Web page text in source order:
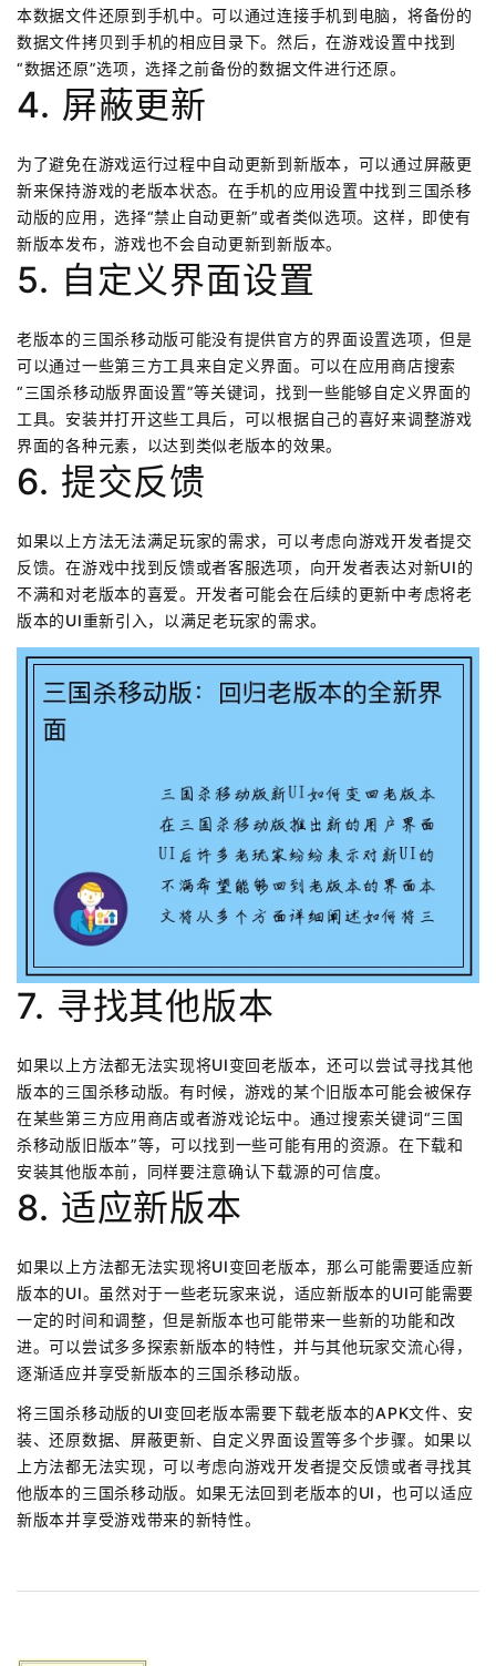
本数据文件还原到手机中。可以通过连接手机到电脑，将备份的
数据文件拷贝到手机的相应目录下。然后，在游戏设置中找到
“数据还原”选项，选择之前备份的数据文件进行还原。
4. 屏蔽更新
为了避免在游戏运行过程中自动更新到新版本，可以通过屏蔽更
新来保持游戏的老版本状态。在手机的应用设置中找到三国杀移
动版的应用，选择“禁止自动更新”或者类似选项。这样，即使有
新版本发布，游戏也不会自动更新到新版本。
5. 自定义界面设置
老版本的三国杀移动版可能没有提供官方的界面设置选项，但是
可以通过一些第三方工具来自定义界面。可以在应用商店搜索
“三国杀移动版界面设置”等关键词，找到一些能够自定义界面的
工具。安装并打开这些工具后，可以根据自己的喜好来调整游戏
界面的各种元素，以达到类似老版本的效果。
6. 提交反馈
如果以上方法无法满足玩家的需求，可以考虑向游戏开发者提交
反馈。在游戏中找到反馈或者客服选项，向开发者表达对新UI的
不满和对老版本的喜爱。开发者可能会在后续的更新中考虑将老
版本的UI重新引入，以满足老玩家的需求。
7. 寻找其他版本
如果以上方法都无法实现将UI变回老版本，还可以尝试寻找其他
版本的三国杀移动版。有时候，游戏的某个旧版本可能会被保存
在某些第三方应用商店或者游戏论坛中。通过搜索关键词“三国
杀移动版旧版本”等，可以找到一些可能有用的资源。在下载和
安装其他版本前，同样要注意确认下载源的可信度。
8. 适应新版本
如果以上方法都无法实现将UI变回老版本，那么可能需要适应新
版本的UI。虽然对于一些老玩家来说，适应新版本的UI可能需要
一定的时间和调整，但是新版本也可能带来一些新的功能和改
进。可以尝试多多探索新版本的特性，并与其他玩家交流心得，
逐渐适应并享受新版本的三国杀移动版。
将三国杀移动版的UI变回老版本需要下载老版本的APK文件、安
装、还原数据、屏蔽更新、自定义界面设置等多个步骤。如果以
上方法都无法实现，可以考虑向游戏开发者提交反馈或者寻找其
他版本的三国杀移动版。如果无法回到老版本的UI，也可以适应
新版本并享受游戏带来的新特性。